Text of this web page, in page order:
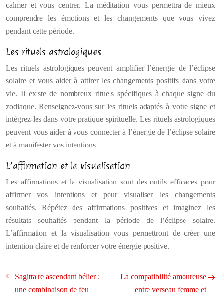
calmer et vous centrer. La méditation vous permettra de mieux
comprendre les émotions et les changements que vous vivez
pendant cette période.
Les rituels astrologiques
Les rituels astrologiques peuvent amplifier l’énergie de l’éclipse
solaire et vous aider à attirer les changements positifs dans votre
vie. Il existe de nombreux rituels spécifiques à chaque signe du
zodiaque. Renseignez-vous sur les rituels adaptés à votre signe et
intégrez-les dans votre pratique spirituelle. Les rituels astrologiques
peuvent vous aider à vous connecter à l’énergie de l’éclipse solaire
et à manifester vos intentions.
L’affirmation et la visualisation
Les affirmations et la visualisation sont des outils efficaces pour
affirmer vos intentions et pour visualiser les changements
souhaités. Répétez des affirmations positives et imaginez les
résultats souhaités pendant la période de l’éclipse solaire.
L’affirmation et la visualisation vous permettront de créer une
intention claire et de renforcer votre énergie positive.
Sagittaire ascendant bélier :
une combinaison de feu
La compatibilité amoureuse
entre verseau femme et